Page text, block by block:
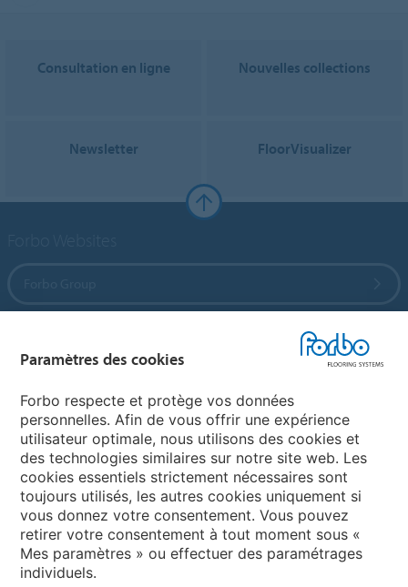
Consultation en ligne Nouvelles collections
Newsletter FloorVisualizer
Sélectionnez un pays
Sélectionnez votre pays
Paramètres des cookies
Forbo respecte et protège vos données
personnelles. Afin de vous offrir une expérience
utilisateur optimale, nous utilisons des cookies et
des technologies similaires sur notre site web. Les
cookies essentiels strictement nécessaires sont
toujours utilisés, les autres cookies uniquement si
vous donnez votre consentement. Vous pouvez
retirer votre consentement à tout moment sous «
Mes paramètres » ou effectuer des paramétrages
individuels.